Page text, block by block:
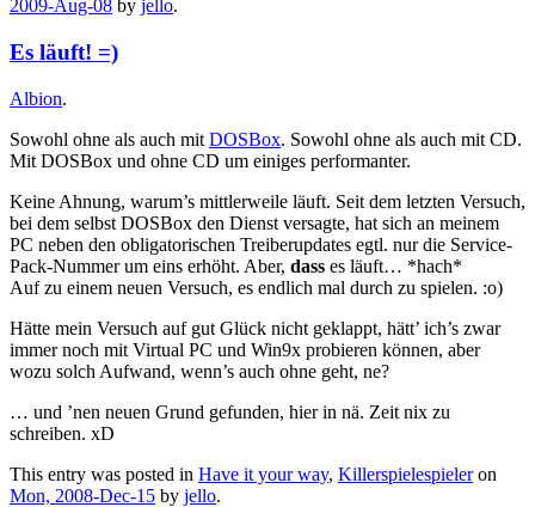
2009-Aug-08 by jello.
Es läuft! =)
Albion.
Sowohl ohne als auch mit DOSBox. Sowohl ohne als auch mit CD.
Mit DOSBox und ohne CD um einiges performanter.
Keine Ahnung, warum’s mittlerweile läuft. Seit dem letzten Versuch,
bei dem selbst DOSBox den Dienst versagte, hat sich an meinem
PC neben den obligatorischen Treiberupdates egtl. nur die Service-
Pack-Nummer um eins erhöht. Aber, dass es läuft… *hach*
Auf zu einem neuen Versuch, es endlich mal durch zu spielen. :o)
Hätte mein Versuch auf gut Glück nicht geklappt, hätt’ ich’s zwar
immer noch mit Virtual PC und Win9x probieren können, aber
wozu solch Aufwand, wenn’s auch ohne geht, ne?
… und ’nen neuen Grund gefunden, hier in nä. Zeit nix zu
schreiben. xD
This entry was posted in Have it your way, Killerspielespieleron
Mon, 2008-Dec-15 by jello.